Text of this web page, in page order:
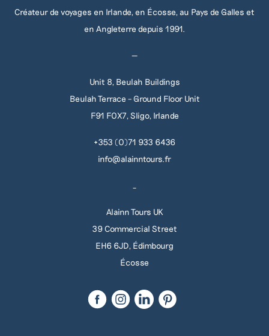
Créateur de voyages en Irlande, en Écosse, au Pays de Galles et
en Angleterre depuis 1991.
—
Unit 8, Beulah Buildings
Beulah Terrace – Ground Floor Unit
F91 F0X7, Sligo, Irlande
+353 (0)71 933 6436
info@alainntours.fr
Alainn Tours UK
39 Commercial Street
EH6 6JD, Édimbourg
Écosse